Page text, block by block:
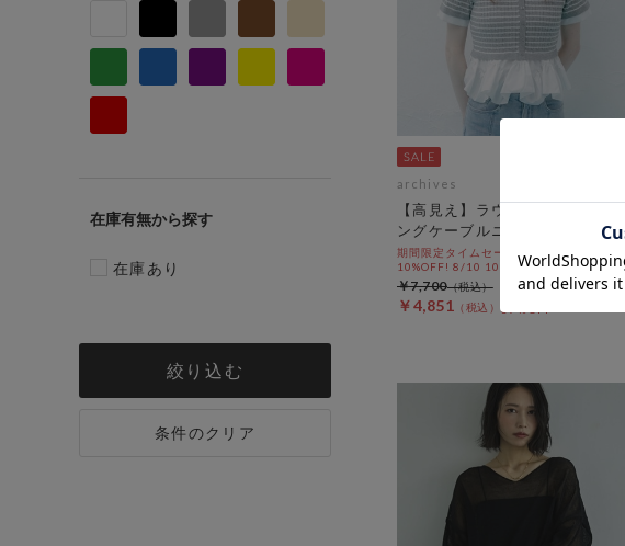
在庫有無
在庫あり
絞り込む
条件のクリア
archives
【高見え】ラウンドフリルドッキ
ングケーブルニットＰＯ
期間限定タイムセールSALE価格から更に
10%OFF! 8/10 10:00まで
￥4,851 37％OFF
￥7,700